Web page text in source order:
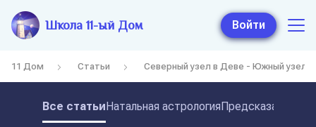
Школа 11-ый Дом Войти
11 Дом Статьи Северный узел в Деве - Южный узел в
Все статьиНатальная астрология